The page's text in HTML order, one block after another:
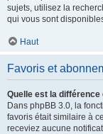
sujets, utilisez la
qui vous sont
Haut
Favoris et
Quelle est la
Dans phpBB 3.0, la
favoris était similaire à
receviez aucune